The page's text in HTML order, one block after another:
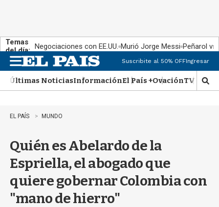
Temas
del día: Negociaciones con EE.UU. Murió Jorge Messi Peñarol
n
u
Suscribite al 50% OFFIngresar
Últimas NoticiasInformaciónEl País +OvaciónTV Show
M
o
q
EL PAÍS MUNDO
Quién es Abelardo de la
Espriella, el abogado que
quiere gobernar Colombia con
"mano de hierro"